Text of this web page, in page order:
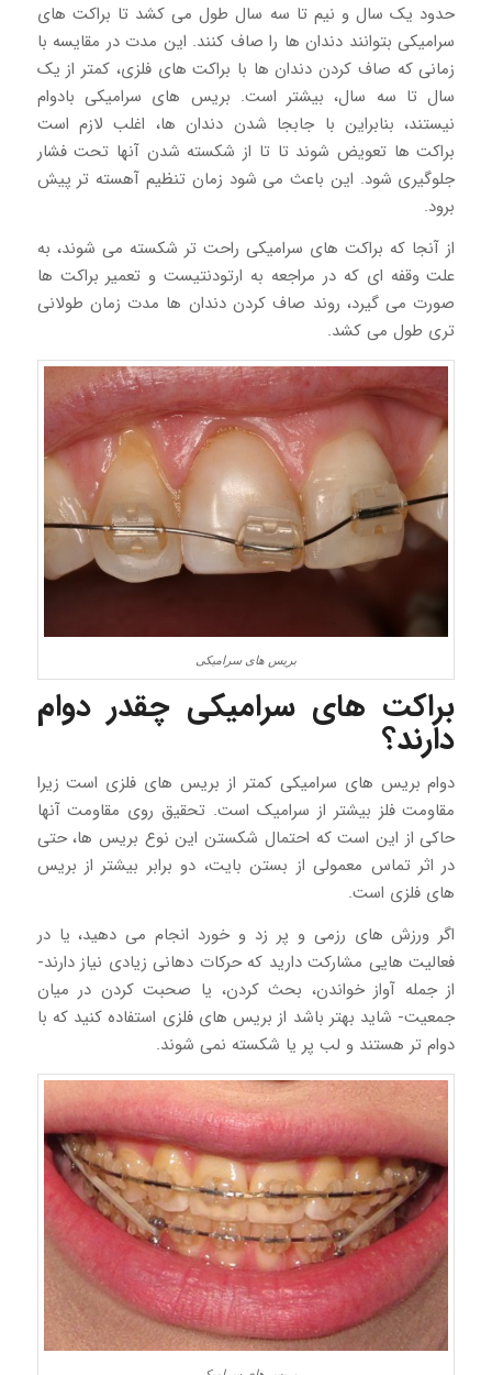
حدود یک سال و نیم تا سه سال طول می کشد تا براکت های
سرامیکی بتوانند دندان ها را صاف کنند. این مدت در مقایسه با
زمانی که صاف کردن دندان ها با براکت های فلزی، کمتر از یک
سال تا سه سال، بیشتر است. بریس های سرامیکی بادوام
نیستند، بنابراین با جابجا شدن دندان ها، اغلب لازم است
براکت ها تعویض شوند تا تا از شکسته شدن آنها تحت فشار
جلوگیری شود. این باعث می شود زمان تنظیم آهسته تر پیش
برود.
از آنجا که براکت های سرامیکی راحت تر شکسته می شوند، به
علت وقفه ای که در مراجعه به ارتودنتیست و تعمیر براکت ها
صورت می گیرد، روند صاف کردن دندان ها مدت زمان طولانی
تری طول می کشد.
بریس های سرامیکی
براکت های سرامیکی چقدر دوام
دارند؟
دوام بریس های سرامیکی کمتر از بریس های فلزی است زیرا
مقاومت فلز بیشتر از سرامیک است. تحقیق روی مقاومت آنها
حاکی از این است که احتمال شکستن این نوع بریس ها، حتی
در اثر تماس معمولی از بستن بایت، دو برابر بیشتر از بریس
های فلزی است.
اگر ورزش های رزمی و پر زد و خورد انجام می دهید، یا در
فعالیت هایی مشارکت دارید که حرکات دهانی زیادی نیاز دارند-
از جمله آواز خواندن، بحث کردن، یا صحبت کردن در میان
جمعیت- شاید بهتر باشد از بریس های فلزی استفاده کنید که با
دوام تر هستند و لب پر یا شکسته نمی شوند.